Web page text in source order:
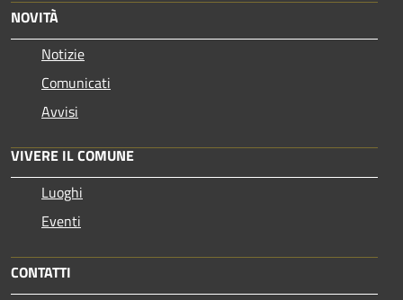
NOVITÀ
Notizie
Comunicati
Avvisi
VIVERE IL COMUNE
Luoghi
Eventi
CONTATTI